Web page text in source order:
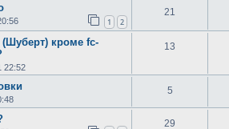
1 2
21
(Шуберт) кроме fc-
22:52
13
5
29